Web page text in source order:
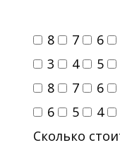
8 7 6
3
4 5
8
7 6
6
5 4
Сколько